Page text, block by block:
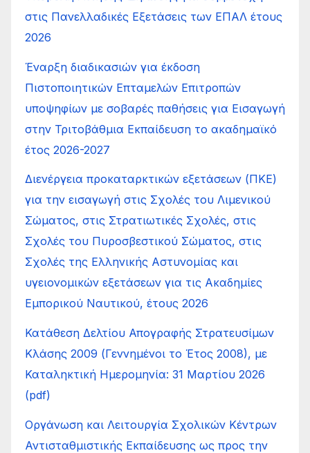
στις Πανελλαδικές Εξετάσεις των ΕΠΑΛ έτους
2026
Έναρξη διαδικασιών για έκδοση
Πιστοποιητικών Επταμελών Επιτροπών
υποψηφίων με σοβαρές παθήσεις για Εισαγωγή
στην Τριτοβάθμια Εκπαίδευση το ακαδημαϊκό
έτος 2026-2027
Διενέργεια προκαταρκτικών εξετάσεων (ΠΚΕ)
για την εισαγωγή στις Σχολές του Λιμενικού
Σώματος, στις Στρατιωτικές Σχολές, στις
Σχολές του Πυροσβεστικού Σώματος, στις
Σχολές της Ελληνικής Αστυνομίας και
υγειονομικών εξετάσεων για τις Ακαδημίες
Εμπορικού Ναυτικού, έτους 2026
Κατάθεση Δελτίου Απογραφής Στρατευσίμων
Κλάσης 2009 (Γεννημένοι το Έτος 2008), με
Καταληκτική Ημερομηνία: 31 Μαρτίου 2026
(pdf)
Οργάνωση και Λειτουργία Σχολικών Κέντρων
Αντισταθμιστικής Εκπαίδευσης ως προς την